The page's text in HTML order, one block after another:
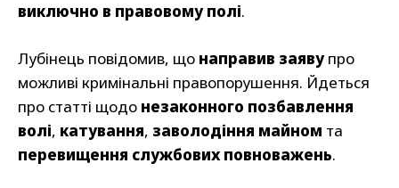
виключно в правовому полі.
Лубінець повідомив, що направив заявупро
можливі кримінальні правопорушення. Йдеться
про статті щодо незаконного позбавлення
волі, катування, заволодіння майном та
перевищення службових повноважень.